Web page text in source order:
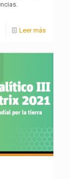
Leer más